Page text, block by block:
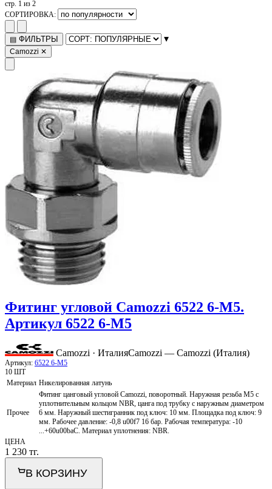
стр. 1 из 2
СОРТИРОВКА:
▤ ФИЛЬТРЫ ▾
Camozzi ✕
Фитинг угловой Camozzi 6522 6-M5.
Артикул 6522 6-М5
Camozzi · ИталияCamozzi — Camozzi (Италия)
Артикул: 6522 6-М5
10 ШТ
Материал Никелированная латунь
Прочее
Фитинг цанговый угловой Camozzi, поворотный. Наружная резьба M5 с
уплотнительным кольцом NBR, цанга под трубку с наружным диаметром
6 мм. Наружный шестигранник под ключ: 10 мм. Площадка под ключ: 9
мм. Рабочее давление: -0,8 u00f7 16 бар. Рабочая температура: -10
...+60u00baС. Материал уплотнения: NBR.
ЦЕНА
1 230 тг.
В КОРЗИНУ